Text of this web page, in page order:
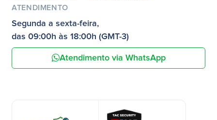
ATENDIMENTO
Segunda a sexta-feira,
das 09:00h às 18:00h (GMT-3)
Atendimento via WhatsApp